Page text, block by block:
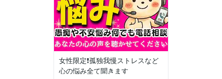
女性限定❗孤独我慢ストレスなど
心の悩み全て聞きます